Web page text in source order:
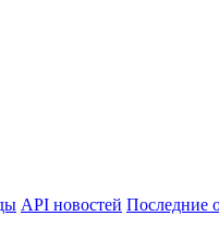
API новостей Последние